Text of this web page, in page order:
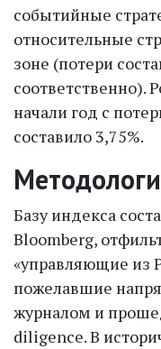
событийные
относительные
зоне (потери
соответственно).
начали год с
составило 3,75%.
Базу индекса
Bloomberg,
«управляющие из
пожелавшие
журналом и
diligence. В